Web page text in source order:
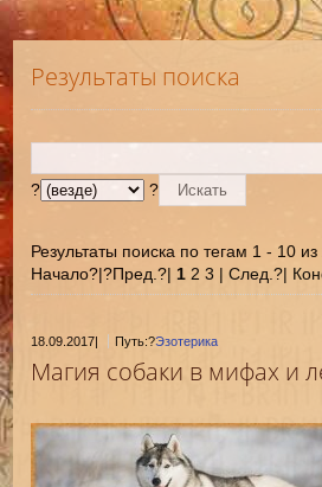
Результаты поиска
? ?
Результаты поиска по тегам 1 - 10 из
Начало?|?Пред.?| 1 2 3 | След.?|
18.09.2017| Путь:?Эзотерика
Магия собаки в мифах и